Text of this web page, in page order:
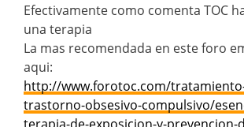
Efectivamente como comenta TOC
una terapia
La mas recomendada en este foro
aqui:
http://www.forotoc.com/
trastorno-obsesivo-compulsivo/